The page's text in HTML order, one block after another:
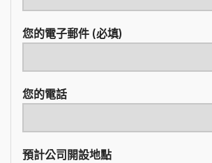
您的電子郵件 (必填)
您的電話
預計公司開設地點